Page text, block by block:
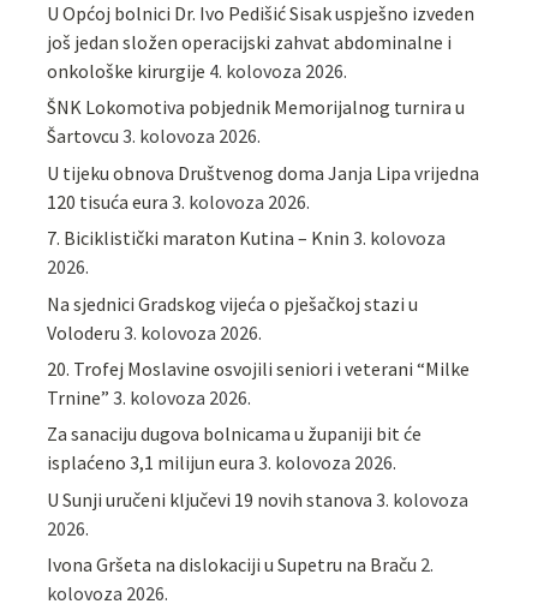
U Općoj bolnici Dr. Ivo Pedišić Sisak uspješno izveden
još jedan složen operacijski zahvat abdominalne i
onkološke kirurgije 4. kolovoza 2026.
ŠNK Lokomotiva pobjednik Memorijalnog turnira u
Šartovcu 3. kolovoza 2026.
U tijeku obnova Društvenog doma Janja Lipa vrijedna
120 tisuća eura 3. kolovoza 2026.
7. Biciklistički maraton Kutina – Knin 3. kolovoza
2026.
Na sjednici Gradskog vijeća o pješačkoj stazi u
Voloderu 3. kolovoza 2026.
20. Trofej Moslavine osvojili seniori i veterani “Milke
Trnine” 3. kolovoza 2026.
Za sanaciju dugova bolnicama u županiji bit će
isplaćeno 3,1 milijun eura 3. kolovoza 2026.
U Sunji uručeni ključevi 19 novih stanova 3. kolovoza
2026.
Ivona Gršeta na dislokaciji u Supetru na Braču 2.
kolovoza 2026.